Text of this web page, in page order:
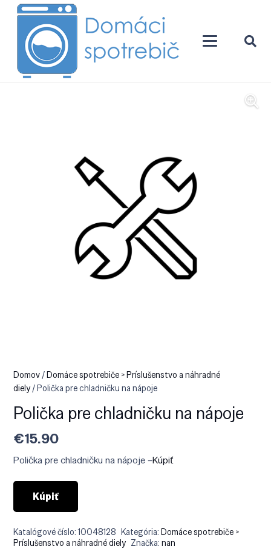
Domov/Domáce spotrebiče > Príslušenstvo a náhradné
diely/ Polička pre chladničku na nápoje
Polička pre chladničku na nápoje
€15.90
Polička pre chladničku na nápoje –Kúpiť
Kúpiť
Katalógové číslo:10048128 Kategória:Domáce spotrebiče >
Príslušenstvo a náhradné diely Značka:nan